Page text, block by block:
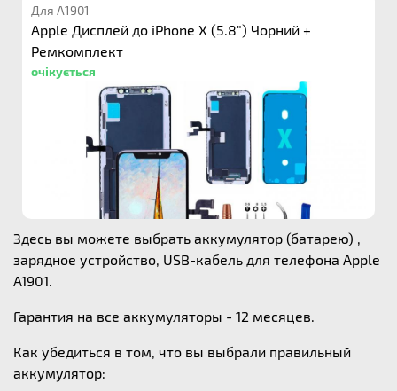
Для A1901
Apple Дисплей до iPhone X (5.8") Чорний +
Ремкомплект
очікується
Здесь вы можете выбрать аккумулятор (батарею) ,
зарядное устройство, USB-кабель для телефона Apple
A1901.
Гарантия на все аккумуляторы - 12 месяцев.
Как убедиться в том, что вы выбрали правильный
аккумулятор: